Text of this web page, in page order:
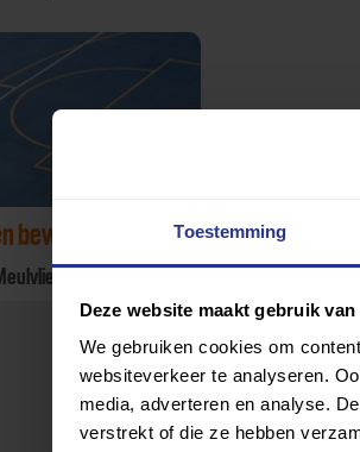
Toestemming
Deze website maakt gebruik
We gebruiken cookies om
websiteverkeer te analyseren.
media, adverteren en analyse.
verstrekt of die ze hebben
bewegen